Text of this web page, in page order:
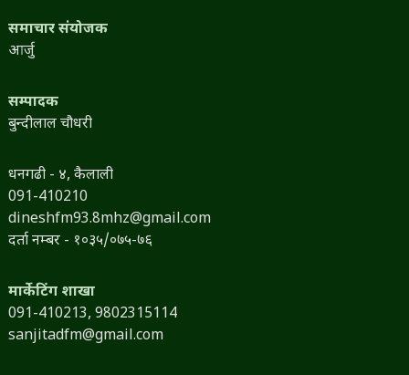
समाचार संयोजक
आर्जु
सम्पादक
बुन्दीलाल चौधरी
धनगढी - ४, कैलाली
091-410210
dineshfm93.8mhz@gmail.com
दर्ता नम्बर - १०३५/०७५-७६
मार्केटिंग शाखा
091-410213, 9802315114
sanjitadfm@gmail.com